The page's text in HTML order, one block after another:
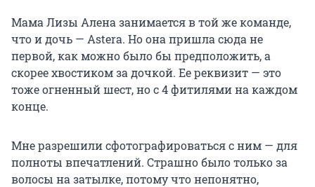
Мама Лизы Алена занимается в той же команде,
что и дочь — Astera. Но она пришла сюда не
первой, как можно было бы предположить, а
скорее хвостиком за дочкой. Ее реквизит — это
тоже огненный шест, но с 4 фитилями на каждом
конце.
Мне разрешили сфотографироваться с ним — для
полноты впечатлений. Страшно было только за
волосы на затылке, потому что непонятно,